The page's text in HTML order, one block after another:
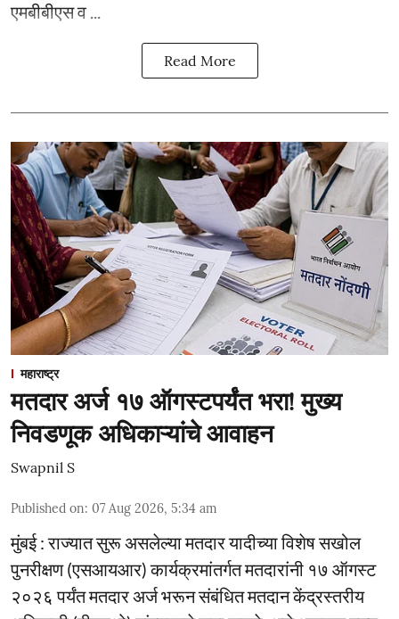
एमबीबीएस व ...
Read More
महाराष्ट्र
मतदार अर्ज १७ ऑगस्टपर्यंत भरा! मुख्य
निवडणूक अधिकाऱ्यांचे आवाहन
Swapnil S
Published on: 07 Aug 2026, 5:34 am
मुंबई : राज्यात सुरू असलेल्या मतदार यादीच्या विशेष सखोल
पुनरीक्षण (एसआयआर) कार्यक्रमांतर्गत मतदारांनी १७ ऑगस्ट
२०२६ पर्यंत मतदार अर्ज भरून संबंधित मतदान केंद्रस्तरीय